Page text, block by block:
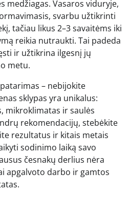
medžiagas. Vasaros viduryje,
svarbu užtikrinti
tačiau likus 2–3 savaitėms iki
reikia nutraukti. Tai padeda
ir užtikrina ilgesnį jų
metu.
– nebijokite
sklypas yra unikalus:
mikroklimatas ir saulės
rekomendacijų, stebėkite
rezultatus ir kitais metais
sodinimo laiką savo
česnakų derlius nėra
apgalvoto darbo ir gamtos